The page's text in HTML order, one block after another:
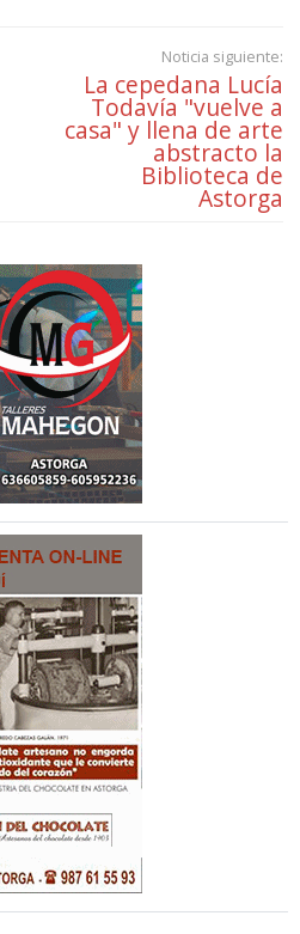
Noticia siguiente:
La cepedana Lucía
Todavía "vuelve a
casa" y llena de arte
abstracto la
Biblioteca de
Astorga